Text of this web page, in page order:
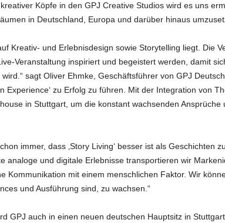
kreativer Köpfe in den GPJ Creative Studios wird es uns
in Deutschland, Europa und darüber hinaus
Kreativ- und Erlebnisdesign sowie Storytelling liegt. Die
Veranstaltung inspiriert und begeistert werden, damit
sagt Oliver Ehmke, Geschäftsführer von GPJ
Experience‘ zu Erfolg zu führen. Mit der Integration von
in Stuttgart, um die konstant wachsenden
immer, dass ‚Story Living‘ besser ist als Geschichten
analoge und digitale Erlebnisse transportieren wir
Kommunikation mit einem menschlichen Faktor. Wir
und Ausführung sind, zu wachsen.“
GPJ auch in einen neuen deutschen Hauptsitz in